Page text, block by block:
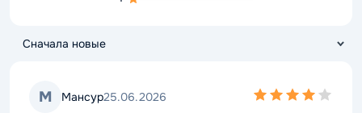
М Мансур25.06.2026
4,0